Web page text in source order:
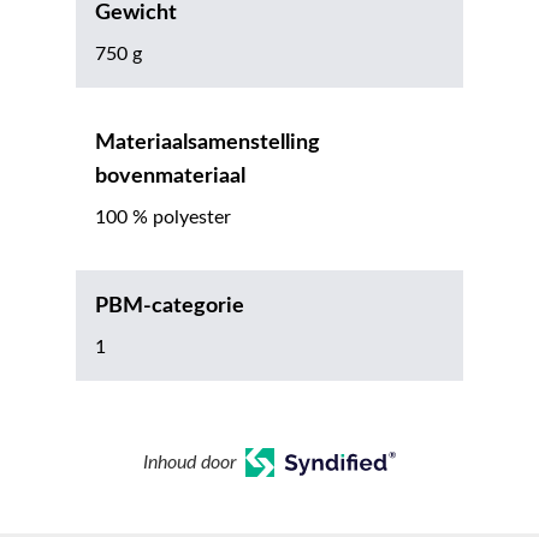
Gewicht
750 g
Materiaalsamenstelling
bovenmateriaal
100 % polyester
PBM-categorie
1
Inhoud door